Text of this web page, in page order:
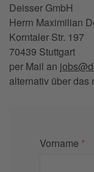
Deisser GmbH
Herrn Maximilian
Korntaler Str. 197
70439 Stuttgart
per Mail an
alternativ über das
Vorname *